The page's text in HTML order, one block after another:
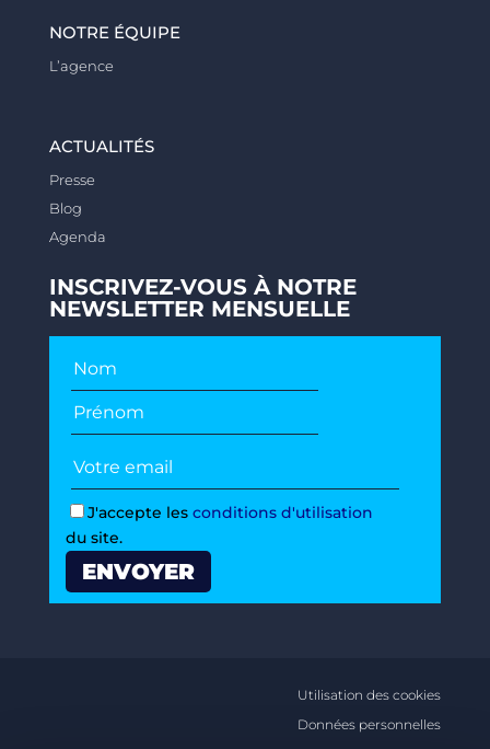
NOTRE ÉQUIPE
L’agence
ACTUALITÉS
Presse
Blog
Agenda
INSCRIVEZ-VOUS À NOTRE
NEWSLETTER MENSUELLE
J'accepte les conditions d'utilisation
du site.
Utilisation des cookies
Données personnelles